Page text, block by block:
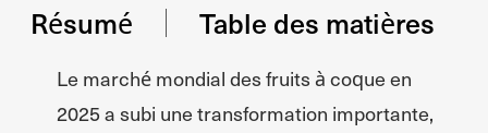
Résumé Table des matières
Le marché mondial des fruits à coque en
2025 a subi une transformation importante,